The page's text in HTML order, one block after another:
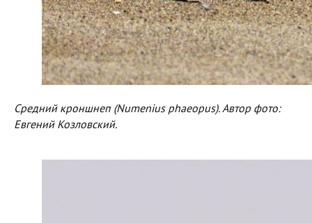
Средний кроншнеп (Numenius phaeopus). Автор фото:
Евгений Козловский.